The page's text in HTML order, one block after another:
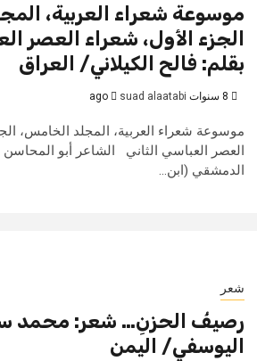
موسوعة شعراء العربية،
الجزء الأول، شعراء العصر
بقلم: فالح الكيلاني/ العراق
suad alaatabi
موسوعة شعراء العربية، المجلد الخامس،
العصر العباسي الثاني الشاعر أبو
الدمشقي (ابن...
شعر
رصيفُ الحزنِ… شعر: محمد
اليوسفي/ اليمن